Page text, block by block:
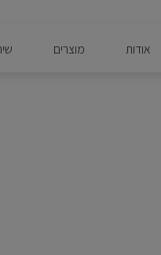
אודות מוצרים